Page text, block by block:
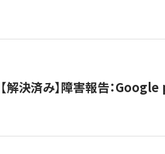
【解決済み】障害報告：